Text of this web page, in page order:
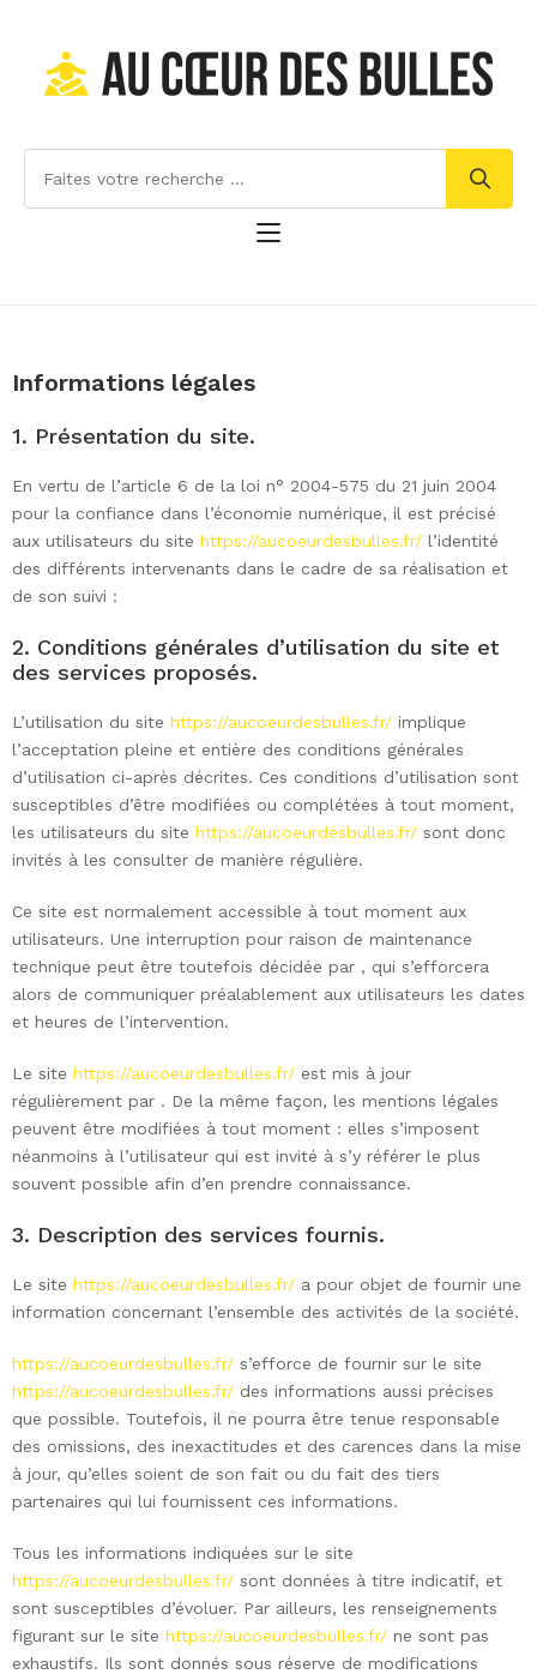
Informations légales
1. Présentation du site.
En vertu de l’article 6 de la loi n° 2004-575 du 21 juin 2004
pour la confiance dans l’économie numérique, il est précisé
aux utilisateurs du site https://aucoeurdesbulles.fr/ l’identité
des différents intervenants dans le cadre de sa réalisation et
de son suivi :
2. Conditions générales d’utilisation du site et
des services proposés.
L’utilisation du site https://aucoeurdesbulles.fr/ implique
l’acceptation pleine et entière des conditions générales
d’utilisation ci-après décrites. Ces conditions d’utilisation sont
susceptibles d’être modifiées ou complétées à tout moment,
les utilisateurs du site https://aucoeurdesbulles.fr/ sont donc
invités à les consulter de manière régulière.
Ce site est normalement accessible à tout moment aux
utilisateurs. Une interruption pour raison de maintenance
technique peut être toutefois décidée par , qui s’efforcera
alors de communiquer préalablement aux utilisateurs les dates
et heures de l’intervention.
Le site https://aucoeurdesbulles.fr/ est mis à jour
régulièrement par . De la même façon, les mentions légales
peuvent être modifiées à tout moment : elles s’imposent
néanmoins à l’utilisateur qui est invité à s’y référer le plus
souvent possible afin d’en prendre connaissance.
3. Description des services fournis.
Le site https://aucoeurdesbulles.fr/ a pour objet de fournir une
information concernant l’ensemble des activités de la société.
https://aucoeurdesbulles.fr/ s’efforce de fournir sur le site
https://aucoeurdesbulles.fr/ des informations aussi précises
que possible. Toutefois, il ne pourra être tenue responsable
des omissions, des inexactitudes et des carences dans la mise
à jour, qu’elles soient de son fait ou du fait des tiers
partenaires qui lui fournissent ces informations.
Tous les informations indiquées sur le site
https://aucoeurdesbulles.fr/ sont données à titre indicatif, et
sont susceptibles d’évoluer. Par ailleurs, les renseignements
figurant sur le site https://aucoeurdesbulles.fr/ ne sont pas
exhaustifs. Ils sont donnés sous réserve de modifications